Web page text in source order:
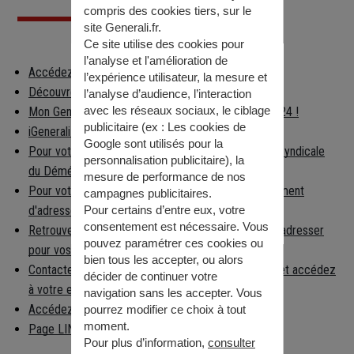
Accédez à votre espace client
Découvrez les applications Generali
Mon Generali : en relation avec votre assureur 24h/24 !
iGenerali : votre épargne dans votre poche !
Pour votre déménagement, consultez la Chambre Syndicale
du Déménagement
Pour votre déménagement, déclarez votre changement
d'adresse
Retrouvez facilement la préfecture à laquelle vous adresser
pour vos démarches
Contactez la caisse nationale d'Assurance Maladie et accédez
à votre espace per…
Accédez aux informations règlementaires
Page LINKEDIN
compris des cookies tiers, sur le
site Generali.fr.
Ce site utilise des cookies pour
l’analyse et l'amélioration de
l’expérience utilisateur, la mesure et
l’analyse d’audience, l’interaction
avec les réseaux sociaux, le ciblage
publicitaire (ex : Les cookies de
Google sont utilisés pour la
personnalisation publicitaire), la
mesure de performance de nos
campagnes publicitaires.
Pour certains d’entre eux, votre
consentement est nécessaire. Vous
pouvez paramétrer ces cookies ou
bien tous les accepter, ou alors
décider de continuer votre
navigation sans les accepter. Vous
pourrez modifier ce choix à tout
moment.
Pour plus d’information, consulter